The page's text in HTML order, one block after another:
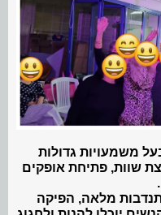
משמעויות גדולות
שוות, פתיחת אופקים
מלאה, הפיקה